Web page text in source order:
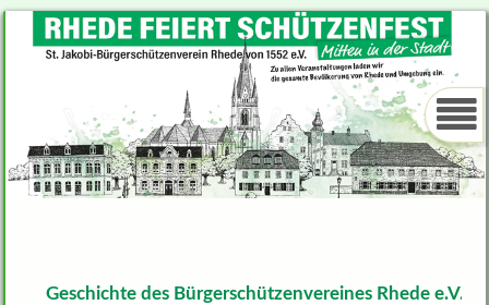
Geschichte des Bürgerschützenvereines Rhede e.V.